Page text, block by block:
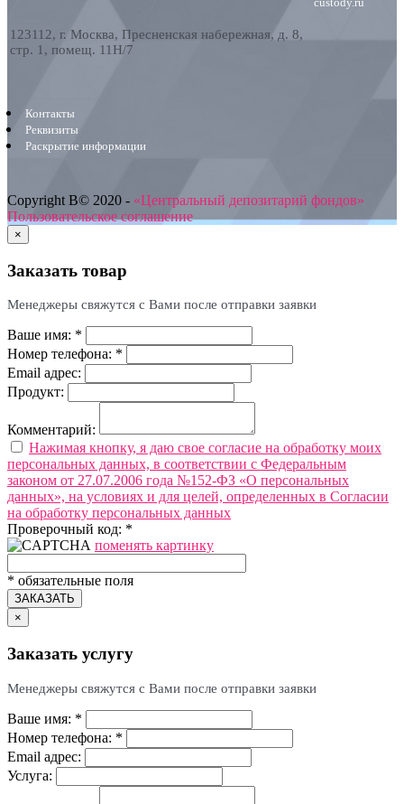
123112, г. Москва, Пресненская набережная, д. 8,
стр. 1, помещ. 11H/7
Контакты
Реквизиты
Раскрытие информации
Copyright В© 2020 - «Центральный депозитарий фондов»
Пользовательское соглашение
×
Заказать товар
Менеджеры свяжутся с Вами после отправки заявки
Ваше имя: *
Номер телефона: *
Email адрес:
Продукт:
Комментарий:
Нажимая кнопку, я даю свое согласие на обработку моих
персональных данных, в соответствии с Федеральным
законом от 27.07.2006 года №152-ФЗ «О персональных
данных», на условиях и для целей, определенных в Согласии
на обработку персональных данных
Проверочный код: *
поменять картинку
* обязательные поля
ЗАКАЗАТЬ
×
Заказать услугу
Менеджеры свяжутся с Вами после отправки заявки
Ваше имя: *
Номер телефона: *
Email адрес:
Услуга: